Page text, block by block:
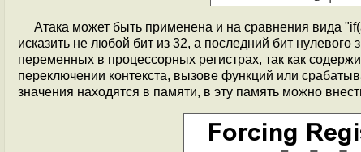
Атака может быть применена и на сравнения вида
исказить не любой бит из 32, а последний бит
переменных в процессорных регистрах, так как
переключении контекста, вызове функций или
значения находятся в памяти, в эту память можно